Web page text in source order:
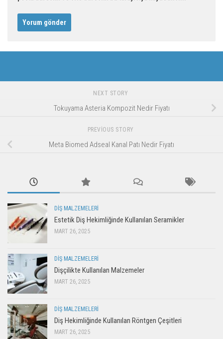
NEXT STORY
Tokuyama Asteria Kompozit Nedir Fiyatı
PREVIOUS STORY
Meta Biomed Adseal Kanal Patı Nedir Fiyatı
DIŞ MALZEMELERI
Estetik Diş Hekimliğinde Kullanılan Seramikler
MART 26, 2025
DIŞ MALZEMELERI
Dişçilikte Kullanılan Malzemeler
MART 26, 2025
DIŞ MALZEMELERI
Diş Hekimliğinde Kullanılan Röntgen Çeşitleri
MART 26, 2025